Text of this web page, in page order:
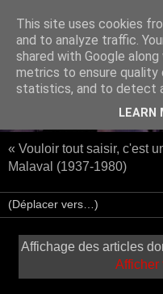
« Vouloir tout saisir, c'est
Malaval (1937-1980)
Affichage des articles
Afficher
This site uses cookies
and to analyze traffic.
shared with Google
metrics to ensure quality
statistics, and to detect
LEARN